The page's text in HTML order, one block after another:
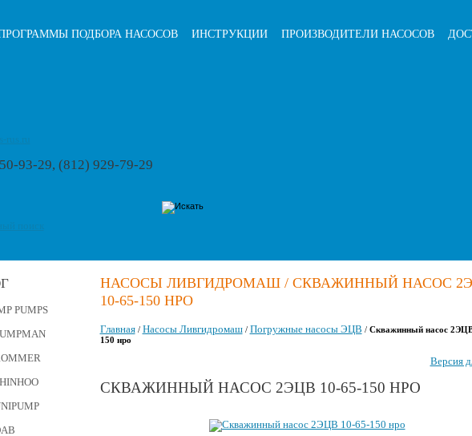
ПОДБОРА НАСОСОВ ИНСТРУКЦИИ ПРОИЗВОДИТЕЛИ НАСОСОВ
93-29, (812) 929-79-29
PUMPS
НАСОСЫ ЛИВГИДРОМАШ / СКВАЖИННЫЙ НАСОС
10-65-150 НРО
Главная/ Насосы Ливгидромаш/ Погружные насосы ЭЦВ / Скважинный насос
150 нро
Версия
СКВАЖИННЫЙ НАСОС 2ЭЦВ 10-65-150 НРО